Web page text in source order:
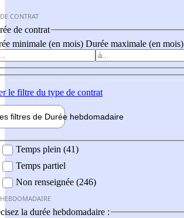
CONTRAT
de contrat
minimale (en mois) Durée maximale (en mois)
le filtre du type de contrat
filtres de Durée hebdomadaire
Temps plein (41)
Temps partiel
Non renseignée (246)
la durée hebdomadaire :